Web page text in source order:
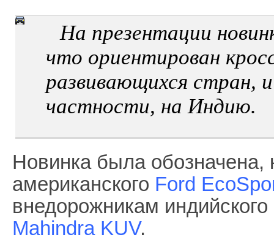
На презентации
что ориентирован
развивающихся стран,
частности, на Индию.
Новинка была обозначена,
американского Ford
внедорожникам индийского
Mahindra KUV.